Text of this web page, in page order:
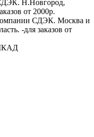
Н.Новгород,
от 2000р.
СДЭК. Москва и
-для заказов от